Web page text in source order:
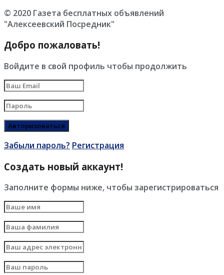
© 2020 Газета бесплатных объявлений
"Алексеевский Посредник"
Добро пожаловать!
Войдите в свой профиль чтобы продолжить
Забыли пароль? Регистрация
Создать новый аккаунт!
Заполните формы ниже, чтобы зарегистрироваться